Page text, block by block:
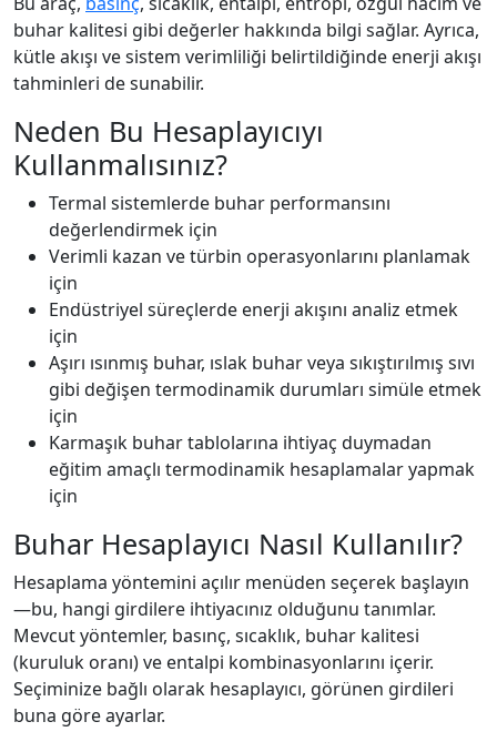
buhar kalitesi gibi değerler hakkında bilgi sağlar. Ayrıca,
kütle akışı ve sistem verimliliği belirtildiğinde enerji akışı
tahminleri de sunabilir.
Neden Bu Hesaplayıcıyı
Kullanmalısınız?
Termal sistemlerde buhar performansını
değerlendirmek için
Verimli kazan ve türbin operasyonlarını planlamak
için
Endüstriyel süreçlerde enerji akışını analiz etmek
için
Aşırı ısınmış buhar, ıslak buhar veya sıkıştırılmış sıvı
gibi değişen termodinamik durumları simüle etmek
için
Karmaşık buhar tablolarına ihtiyaç duymadan
eğitim amaçlı termodinamik hesaplamalar yapmak
için
Buhar Hesaplayıcı Nasıl Kullanılır?
Hesaplama yöntemini açılır menüden seçerek başlayın
—bu, hangi girdilere ihtiyacınız olduğunu tanımlar.
Mevcut yöntemler, basınç, sıcaklık, buhar kalitesi
(kuruluk oranı) ve entalpi kombinasyonlarını içerir.
Seçiminize bağlı olarak hesaplayıcı, görünen girdileri
buna göre ayarlar.